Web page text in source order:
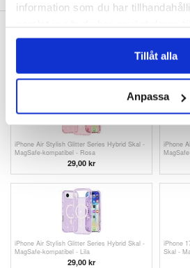
information som du har
Tillåt alla
Anpassa
iPhone Air Stylish Glitter Series Hybrid Skal -
MagSafe-kompatibel - Rosa
29,00 kr
iPhone
iPhone Air Stylish Glitter Series Hybrid Skal -
MagSafe-kompatibel - Lila
29,00 kr
iPhone
Skal -